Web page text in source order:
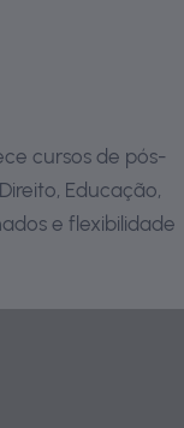
cursos de pós-
Educação,
e flexibilidade